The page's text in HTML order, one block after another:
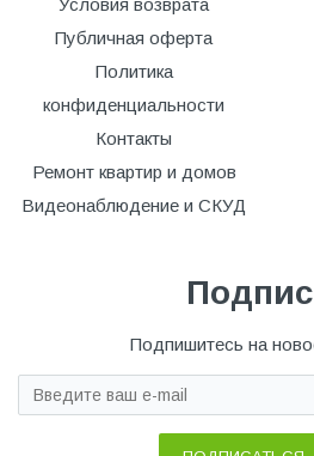
Условия возврата
Публичная оферта
Политика
конфиденциальности
Контакты
Ремонт квартир и домов
Видеонаблюдение и СКУД
Подпишитесь на